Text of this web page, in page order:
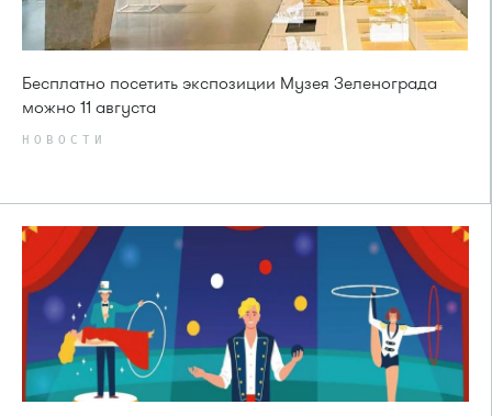
Бесплатно посетить экспозиции Музея Зеленограда
можно 11 августа
НОВОСТИ